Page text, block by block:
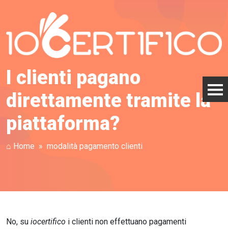
I clienti pagano
direttamente tramite la
piattaforma?
⌂ Home modalità pagamento clienti
No, su iocertifico i clienti non effettuano pagamenti